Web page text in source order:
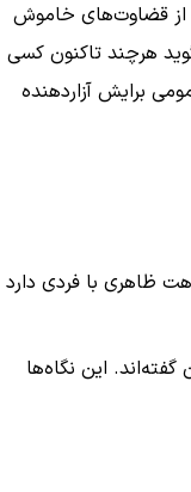
از قضاوت‌های خاموش
هرچند تاکنون کسی
برایش آزاردهنده
ظاهری با فردی دارد
این نگاه‌ها